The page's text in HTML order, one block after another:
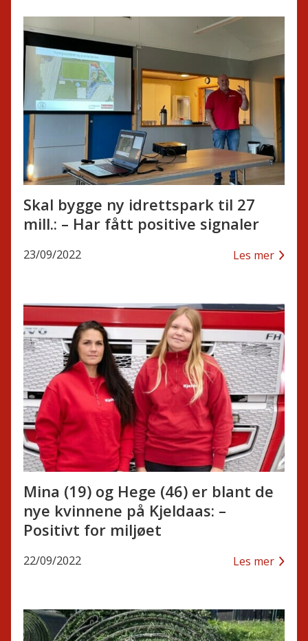
Skal bygge ny idrettspark til 27
mill.: – Har fått positive signaler
23/09/2022 Les mer
Mina (19) og Hege (46) er blant de
nye kvinnene på Kjeldaas: –
Positivt for miljøet
22/09/2022 Les mer